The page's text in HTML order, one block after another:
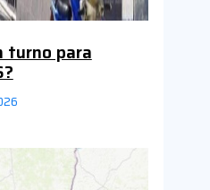
turno para